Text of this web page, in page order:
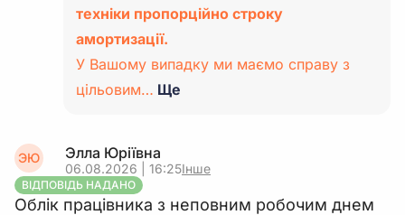
техніки пропорційно строку
амортизації.
У Вашому випадку ми маємо справу з
цільовим… Ще
ЭЮ Элла Юріївна
06.08.2026 | 16:25Інше
ВІДПОВІДЬ НАДАНО
Облік працівника з неповним робочим днем